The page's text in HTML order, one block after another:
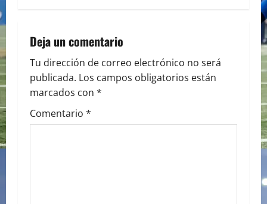
n
a
v
i
Deja un comentario
Tu dirección de correo electrónico no será
publicada. Los campos obligatorios están
marcados con *
Comentario *